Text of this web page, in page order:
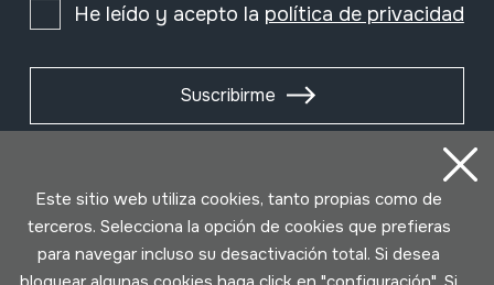
He leído y acepto la política de privacidad
Suscribirme
Este sitio web utiliza cookies, tanto propias como de
terceros. Selecciona la opción de cookies que prefieras
para navegar incluso su desactivación total. Si desea